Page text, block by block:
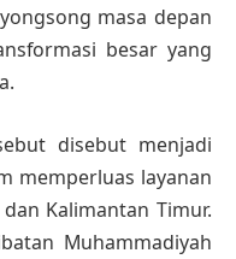
masa depan
besar yang
disebut menjadi
memperluas layanan
Kalimantan Timur.
Muhammadiyah